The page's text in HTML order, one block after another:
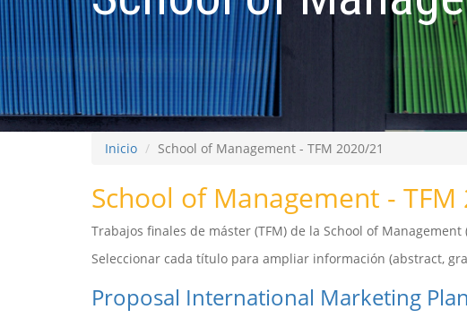
Inicio School of Management - TFM 2020/21
School of Management - TFM
Trabajos finales de máster (TFM) de la School of
Seleccionar cada título para ampliar información (abstract,
Proposal International Marketing